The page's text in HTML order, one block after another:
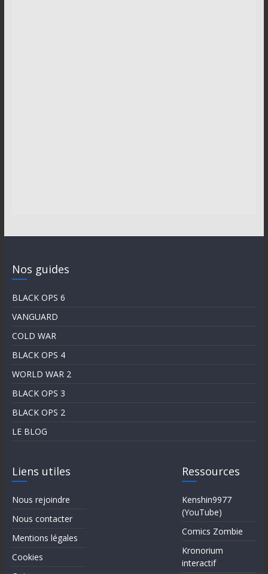
Nos guides
BLACK OPS 6
VANGUARD
COLD WAR
BLACK OPS 4
WORLD WAR 2
BLACK OPS 3
BLACK OPS 2
LE BLOG
Liens utiles
Nous rejoindre
Nous contacter
Mentions légales
Cookies
Ressources
Kenshin9977
(YouTube)
Comics Zombie
Kronorium
interactif